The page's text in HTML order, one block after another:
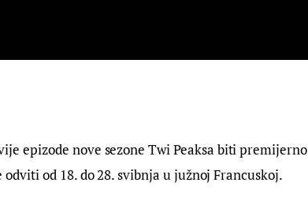
epizode nove sezone Twi Peaksa biti premijerno
od 18. do 28. svibnja u južnoj Francuskoj.